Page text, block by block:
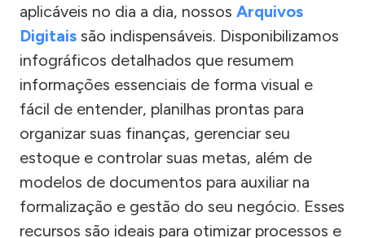
aplicáveis no dia a dia, nossos Arquivos
Digitais são indispensáveis. Disponibilizamos
infográficos detalhados que resumem
informações essenciais de forma visual e
fácil de entender, planilhas prontas para
organizar suas finanças, gerenciar seu
estoque e controlar suas metas, além de
modelos de documentos para auxiliar na
formalização e gestão do seu negócio. Esses
recursos são ideais para otimizar processos e